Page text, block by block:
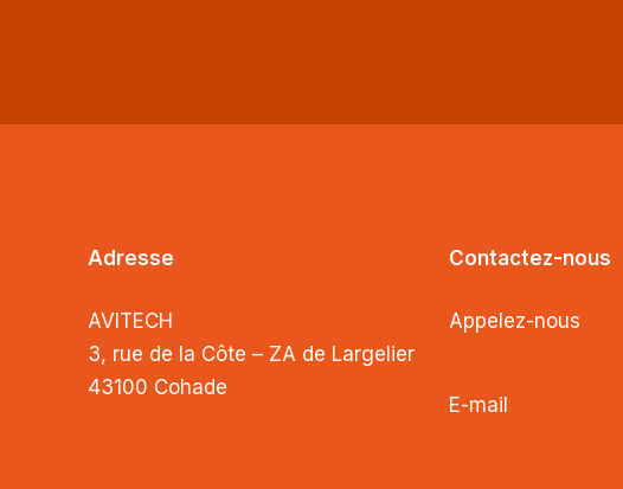
Adresse
AVITECH
3, rue de la Côte – ZA de Largelier
43100 Cohade
Contactez-nous
Appelez-nous
E-mail